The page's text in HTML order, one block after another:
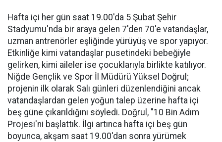
Hafta içi her gün saat 19.00'da 5 Şubat Şehir
Stadyumu'nda bir araya gelen 7'den 70'e vatandaşlar,
uzman antrenörler eşliğinde yürüyüş ve spor yapıyor.
Etkinliğe kimi vatandaşlar pusetindeki bebeğiyle
gelirken, kimi aileler ise çocuklarıyla birlikte katılıyor.
Niğde Gençlik ve Spor İl Müdürü Yüksel Doğrul;
projenin ilk olarak Salı günleri düzenlendiğini ancak
vatandaşlardan gelen yoğun talep üzerine hafta içi
beş güne çıkarıldığını söyledi. Doğrul, "10 Bin Adım
Projesi'ni başlattık. İlgi artınca hafta içi beş gün
boyunca, akşam saat 19.00'dan sonra yürümek